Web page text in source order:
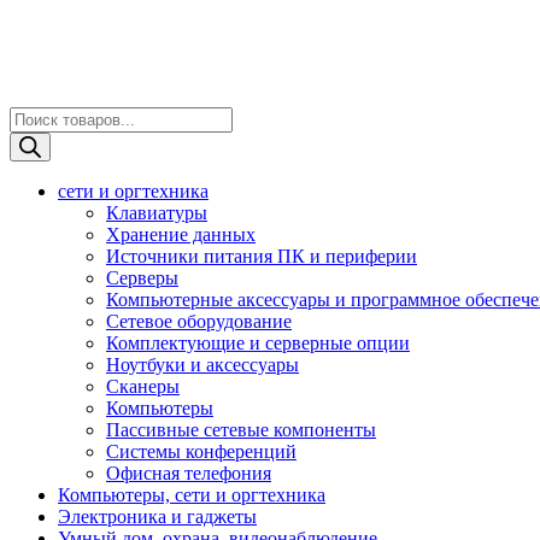
Поиск
товаров
сети и оргтехника
Клавиатуры
Хранение данных
Источники питания ПК и периферии
Серверы
Компьютерные аксессуары и программное
Сетевое оборудование
Комплектующие и серверные опции
Ноутбуки и аксессуары
Сканеры
Компьютеры
Пассивные сетевые компоненты
Системы конференций
Офисная телефония
Компьютеры, сети и оргтехника
Электроника и гаджеты